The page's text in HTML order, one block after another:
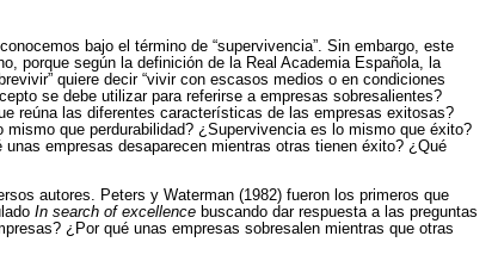
bajo el término de “supervivencia”. Sin embargo, este
porque según la definición de la Real Academia Española, la
quiere decir “vivir con escasos medios o en condiciones
se debe utilizar para referirse a empresas sobresalientes?
reúna las diferentes características de las empresas exitosas?
que perdurabilidad? ¿Supervivencia es lo mismo que éxito?
empresas desaparecen mientras otras tienen éxito? ¿Qué
autores. Peters y Waterman (1982) fueron los primeros que
In search of excellence buscando dar respuesta a las preguntas
¿Por qué unas empresas sobresalen mientras que otras